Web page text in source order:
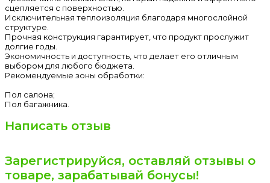
сцепляется с поверхностью.
Исключительная теплоизоляция благодаря многослойной
структуре.
Прочная конструкция гарантирует, что продукт прослужит
долгие годы.
Экономичность и доступность, что делает его отличным
выбором для любого бюджета.
Рекомендуемые зоны обработки:
Пол салона;
Пол багажника.
Написать отзыв
Зарегистрируйся, оставляй отзывы о
товаре, зарабатывай бонусы!